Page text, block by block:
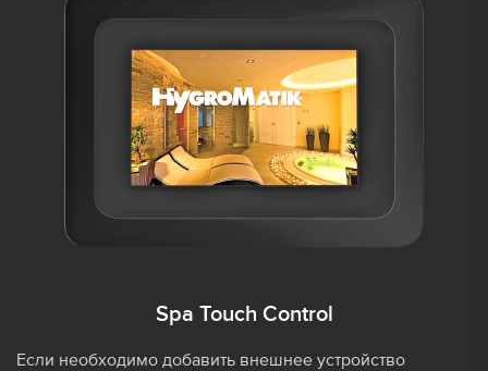
Spa Touch Control
Если необходимо добавить внешнее устройство